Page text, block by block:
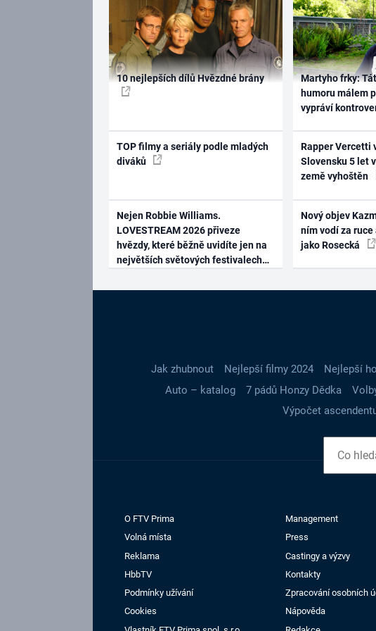
10 nejlepších dílů Hvězdné brány
TOP filmy a seriály podle mladých
diváků
Nejen Robbie Williams.
LOVESTREAM 2026 přiveze
hvězdy, které běžně uvidíte jen na
největších světových festivalech
Martyho frky:
humoru málem
vypráví
Rapper Vercetti
Slovensku 5 let
země vyhoštěn
Nový objev
ním vodí za
jako Rosecká
Jak zhubnout Nejlepší filmy 2024 Nejlepší
Auto – katalog
7 pádů Honzy Dědka
Výpočet
O FTV Prima
Management
Volná místa
Press
Reklama
Castingy a výzvy
HbbTV
Kontakty
Podmínky užívání
Zpracování osobních
Cookies
Nápověda